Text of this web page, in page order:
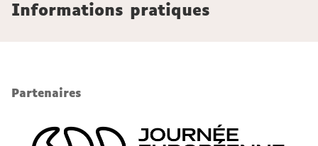
Informations pratiques
Partenaires